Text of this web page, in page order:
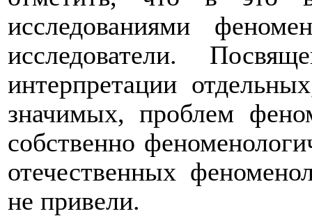
исследованиями
исследователи.
интерпретации
значимых, проблем
собственно
отечественных
не привели.